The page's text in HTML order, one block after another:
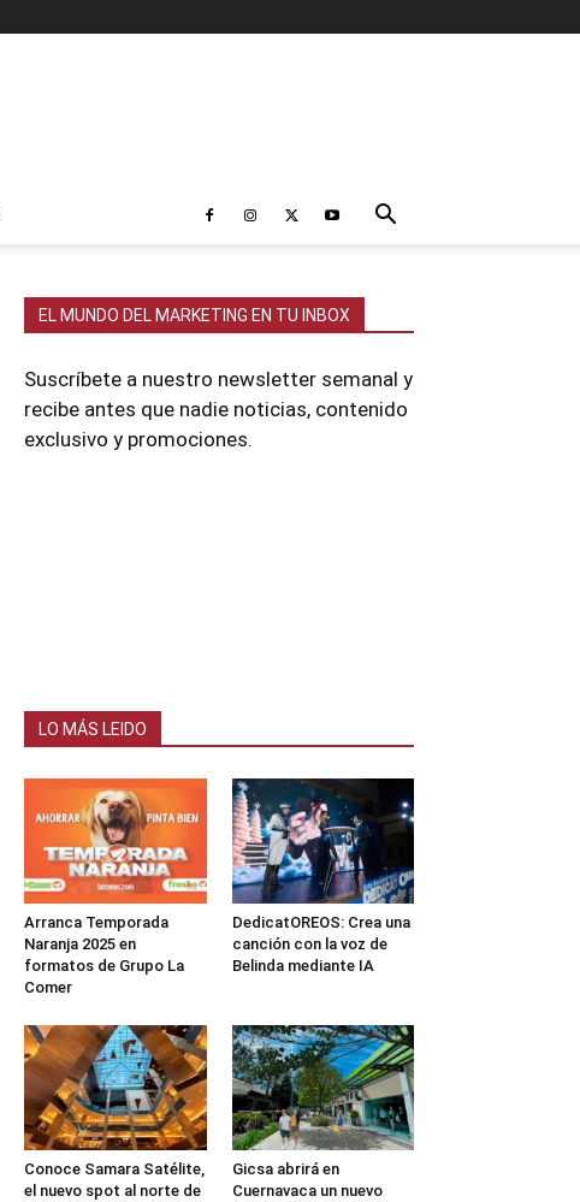
EL MUNDO DEL MARKETING EN TU INBOX
Suscríbete a nuestro newsletter semanal y
recibe antes que nadie noticias, contenido
exclusivo y promociones.
LO MÁS LEIDO
Arranca Temporada
Naranja 2025 en
formatos de Grupo La
Comer
DedicatOREOS: Crea una
canción con la voz de
Belinda mediante IA
Conoce Samara Satélite,
el nuevo spot al norte de
Gicsa abrirá en
Cuernavaca un nuevo